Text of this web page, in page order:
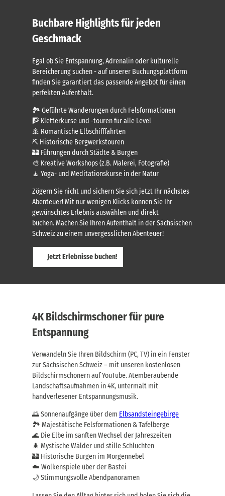
Buchbare Highlights für jeden
Geschmack
Egal ob Sie Entspannung, Adrenalin oder kulturelle
Bereicherung suchen - auf unserer Buchungsplattform
finden Sie garantiert das passende Angebot für einen
perfekten Aufenthalt.
🏞️ Geführte Wanderungen durch Felsformationen
🧗 Kletterkurse und -touren für alle Level
🚢 Romantische Elbschifffahrten
⛏️ Historische Bergwerkstouren
🏰 Führungen durch Städte & Burgen
🎨 Kreative Workshops (z.B. Malerei, Fotografie)
🧘 Yoga- und Meditationskurse in der Natur
Zögern Sie nicht und sichern Sie sich jetzt Ihr nächstes
Abenteuer! Mit nur wenigen Klicks können Sie Ihr
gewünschtes Erlebnis auswählen und direkt
buchen. Machen Sie Ihren Aufenthalt in der Sächsischen
Schweiz zu einem unvergesslichen Abenteuer!
Jetzt Erlebnisse buchen!
4K Bildschirmschoner für pure
Entspannung
Verwandeln Sie Ihren Bildschirm (PC, TV) in ein Fenster
zur Sächsischen Schweiz – mit unseren kostenlosen
Bildschirmschonern auf YouTube. Atemberaubende
Landschaftsaufnahmen in 4K, untermalt mit
handverlesener Entspannungsmusik.
🌅 Sonnenaufgänge über dem Elbsandsteingebirge
🏞️ Majestätische Felsformationen & Tafelberge
🌊 Die Elbe im sanften Wechsel der Jahreszeiten
🌲 Mystische Wälder und stille Schluchten
🏰 Historische Burgen im Morgennebel
☁️ Wolkenspiele über der Bastei
🌙 Stimmungsvolle Abendpanoramen